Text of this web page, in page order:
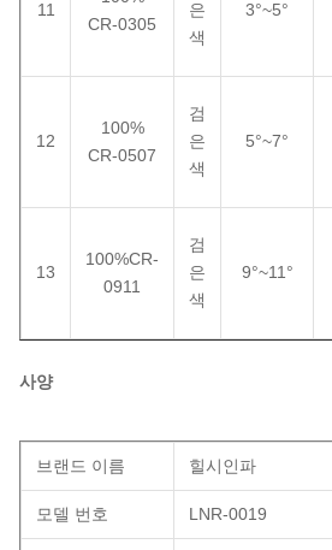
11
CR-0305
은
색
3°~5°
12
100%
CR-0507
검
은
색
5°~7°
13
100%CR-
0911
검
은
색
9°~11°
사양
브랜드 이름 힐시인파
모델 번호 LNR-0019